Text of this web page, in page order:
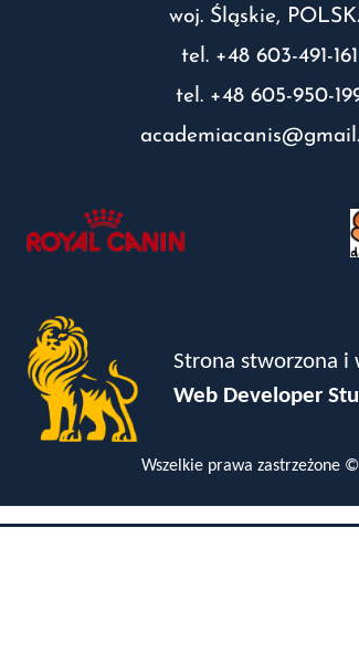
woj. Śląskie,
tel. +48 603-491-161
tel. +48 605-950-
Strona stworzona i
Web Developer
Wszelkie prawa zastrzeżone